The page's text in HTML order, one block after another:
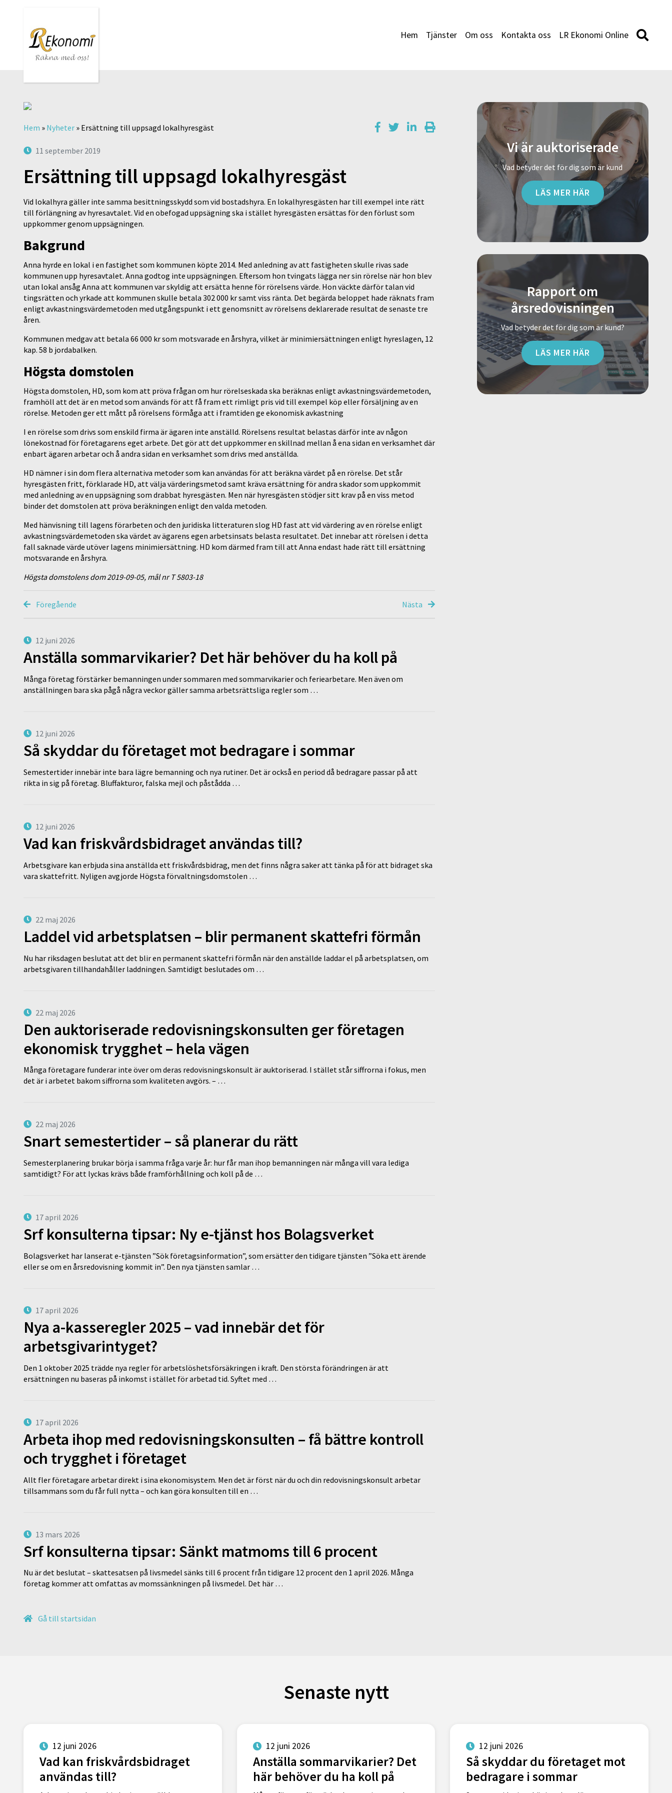
Hem Tjänster Om oss Kontakta oss LR Ekonomi Online
Hem » Nyheter » Ersättning till uppsagd lokalhyresgäst
11 september 2019
Ersättning till uppsagd lokalhyresgäst
Vid lokalhyra gäller inte samma besittningsskydd som vid bostadshyra. En lokalhyresgästen har till exempel inte rätt
till förlängning av hyresavtalet. Vid en obefogad uppsägning ska i stället hyresgästen ersättas för den förlust som
uppkommer genom uppsägningen.
Bakgrund
Anna hyrde en lokal i en fastighet som kommunen köpte 2014. Med anledning av att fastigheten skulle rivas sade
kommunen upp hyresavtalet. Anna godtog inte uppsägningen. Eftersom hon tvingats lägga ner sin rörelse när hon blev
utan lokal ansåg Anna att kommunen var skyldig att ersätta henne för rörelsens värde. Hon väckte därför talan vid
tingsrätten och yrkade att kommunen skulle betala 302 000 kr samt viss ränta. Det begärda beloppet hade räknats fram
enligt avkastningsvärdemetoden med utgångspunkt i ett genomsnitt av rörelsens deklarerade resultat de senaste tre
åren.
Kommunen medgav att betala 66 000 kr som motsvarade en årshyra, vilket är minimiersättningen enligt hyreslagen, 12
kap. 58 b jordabalken.
Högsta domstolen
Högsta domstolen, HD, som kom att pröva frågan om hur rörelseskada ska beräknas enligt avkastningsvärdemetoden,
framhöll att det är en metod som används för att få fram ett rimligt pris vid till exempel köp eller försäljning av en
rörelse. Metoden ger ett mått på rörelsens förmåga att i framtiden ge ekonomisk avkastning
I en rörelse som drivs som enskild firma är ägaren inte anställd. Rörelsens resultat belastas därför inte av någon
lönekostnad för företagarens eget arbete. Det gör att det uppkommer en skillnad mellan å ena sidan en verksamhet där
enbart ägaren arbetar och å andra sidan en verksamhet som drivs med anställda.
HD nämner i sin dom flera alternativa metoder som kan användas för att beräkna värdet på en rörelse. Det står
hyresgästen fritt, förklarade HD, att välja värderingsmetod samt kräva ersättning för andra skador som uppkommit
med anledning av en uppsägning som drabbat hyresgästen. Men när hyresgästen stödjer sitt krav på en viss metod
binder det domstolen att pröva beräkningen enligt den valda metoden.
Med hänvisning till lagens förarbeten och den juridiska litteraturen slog HD fast att vid värdering av en rörelse enligt
avkastningsvärdemetoden ska värdet av ägarens egen arbetsinsats belasta resultatet. Det innebar att rörelsen i detta
fall saknade värde utöver lagens minimiersättning. HD kom därmed fram till att Anna endast hade rätt till ersättning
motsvarande en årshyra.
Högsta domstolens dom 2019-09-05, mål nr T 5803-18
Föregående Nästa
12 juni 2026
Anställa sommarvikarier? Det här behöver du ha koll på
Många företag förstärker bemanningen under sommaren med sommarvikarier och feriearbetare. Men även om
anställningen bara ska pågå några veckor gäller samma arbetsrättsliga regler som …
12 juni 2026
Så skyddar du företaget mot bedragare i sommar
Semestertider innebär inte bara lägre bemanning och nya rutiner. Det är också en period då bedragare passar på att
rikta in sig på företag. Bluffakturor, falska mejl och påstådda …
12 juni 2026
Vad kan friskvårdsbidraget användas till?
Arbetsgivare kan erbjuda sina anställda ett friskvårdsbidrag, men det finns några saker att tänka på för att bidraget ska
vara skattefritt. Nyligen avgjorde Högsta förvaltningsdomstolen …
22 maj 2026
Laddel vid arbetsplatsen – blir permanent skattefri förmån
Nu har riksdagen beslutat att det blir en permanent skattefri förmån när den anställde laddar el på arbetsplatsen, om
arbetsgivaren tillhandahåller laddningen. Samtidigt beslutades om …
22 maj 2026
Den auktoriserade redovisningskonsulten ger företagen
ekonomisk trygghet – hela vägen
Många företagare funderar inte över om deras redovisningskonsult är auktoriserad. I stället står siffrorna i fokus, men
det är i arbetet bakom siffrorna som kvaliteten avgörs. – …
22 maj 2026
Snart semestertider – så planerar du rätt
Semesterplanering brukar börja i samma fråga varje år: hur får man ihop bemanningen när många vill vara lediga
samtidigt? För att lyckas krävs både framförhållning och koll på de …
17 april 2026
Srf konsulterna tipsar: Ny e-tjänst hos Bolagsverket
Bolagsverket har lanserat e-tjänsten ”Sök företagsinformation”, som ersätter den tidigare tjänsten ”Söka ett ärende
eller se om en årsredovisning kommit in”. Den nya tjänsten samlar …
17 april 2026
Nya a-kasseregler 2025 – vad innebär det för
arbetsgivarintyget?
Den 1 oktober 2025 trädde nya regler för arbetslöshetsförsäkringen i kraft. Den största förändringen är att
ersättningen nu baseras på inkomst i stället för arbetad tid. Syftet med …
17 april 2026
Arbeta ihop med redovisningskonsulten – få bättre kontroll
och trygghet i företaget
Allt fler företagare arbetar direkt i sina ekonomisystem. Men det är först när du och din redovisningskonsult arbetar
tillsammans som du får full nytta – och kan göra konsulten till en …
13 mars 2026
Srf konsulterna tipsar: Sänkt matmoms till 6 procent
Nu är det beslutat – skattesatsen på livsmedel sänks till 6 procent från tidigare 12 procent den 1 april 2026. Många
företag kommer att omfattas av momssänkningen på livsmedel. Det här …
Gå till startsidan
Vi är auktoriserade
Vad betyder det för dig som är kund
LÄS MER HÄR
Rapport om
årsredovisningen
Vad betyder det för dig som är kund?
LÄS MER HÄR
Senaste nytt
12 juni 2026
Vad kan friskvårdsbidraget
användas till?
12 juni 2026
Anställa sommarvikarier? Det
här behöver du ha koll på
12 juni 2026
Så skyddar du företaget mot
bedragare i sommar